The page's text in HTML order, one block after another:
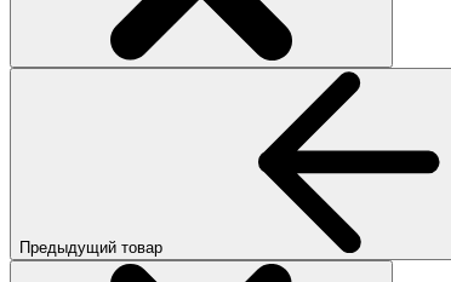
Предыдущий товар